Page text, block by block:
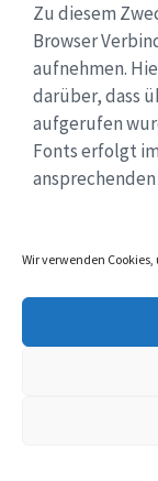
Wir verwenden
Zu diesem
Browser
aufnehmen.
darüber, dass
aufgerufen
Fonts erfolgt
Sinne von Art. 6
Wenn Ihr
eine
Weitere
und in der